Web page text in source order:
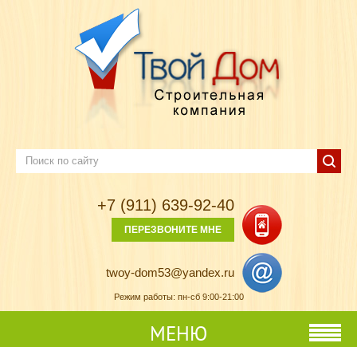
+7 (911) 639-92-40
ПЕРЕЗВОНИТЕ МНЕ
twoy-dom53@yandex.ru
Режим работы: пн-сб 9:00-21:00
МЕНЮ